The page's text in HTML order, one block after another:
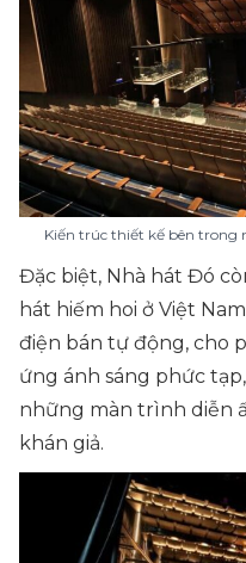
Kiến trúc thiết kế bên trong
Đặc biệt, Nhà hát Đó
hát hiếm hoi ở Việt
điện bán tự động, cho
ứng ánh sáng phức
những màn trình diễn
khán giả.